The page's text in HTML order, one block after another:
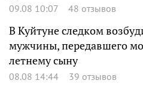
09.08 10:07 48 отзывов
В Куйтуне следком
мужчины, передавшего
летнему сыну
08.08 14:44 39 отзывов